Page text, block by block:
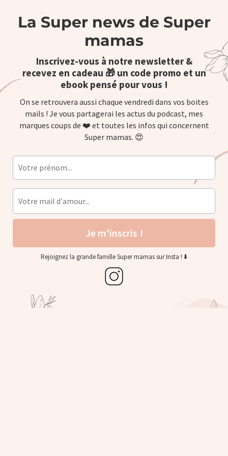
La Super news de Super
mamas
Inscrivez-vous à notre newsletter &
recevez en cadeau 🎁 un code promo et un
ebook pensé pour vous !
On se retrouvera aussi chaque vendredi dans vos boites
mails ! Je vous partagerai les actus du podcast, mes
marques coups de ❤️ et toutes les infos qui concernent
Super mamas. 😍
Je m'inscris !
Rejoignez la grande famille Super mamas sur Insta ! ⬇️